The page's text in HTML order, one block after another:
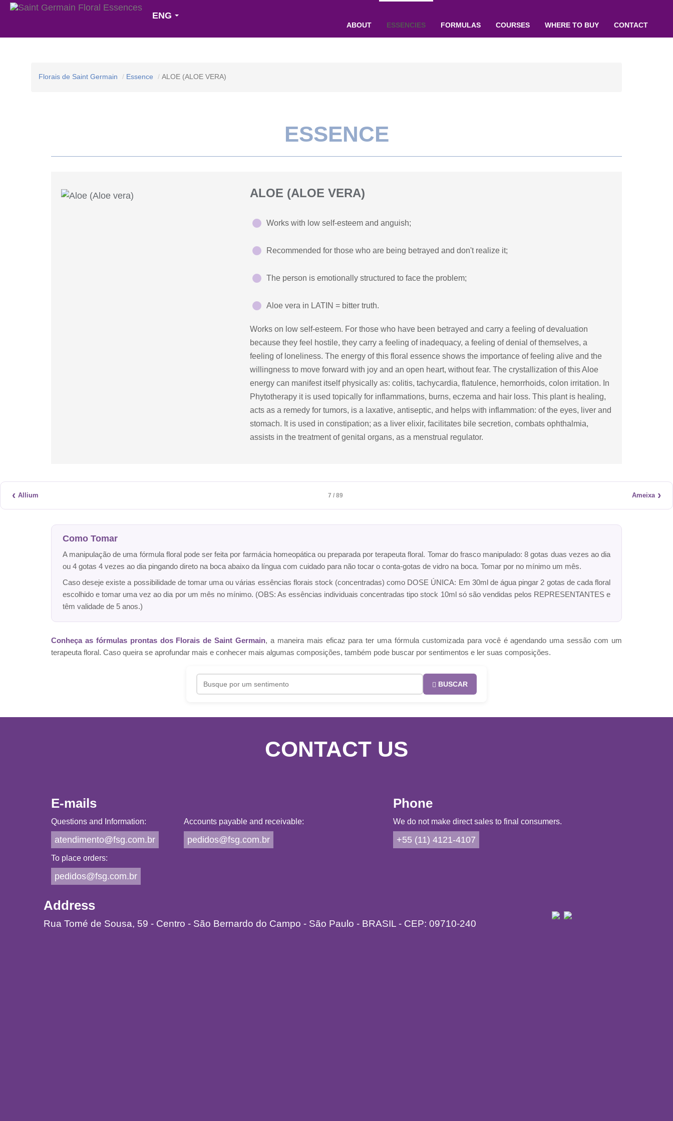
ENG
ABOUT ESSENCIES FORMULAS COURSES WHERE TO BUY CONTACT
Florais de Saint Germain Essence ALOE (ALOE VERA)
ESSENCE
ALOE (ALOE VERA)
Works with low self-esteem and anguish;
Recommended for those who are being betrayed and don't realize it;
The person is emotionally structured to face the problem;
Aloe vera in LATIN = bitter truth.
Works on low self-esteem. For those who have been betrayed and carry a feeling of devaluation
because they feel hostile, they carry a feeling of inadequacy, a feeling of denial of themselves, a
feeling of loneliness. The energy of this floral essence shows the importance of feeling alive and the
willingness to move forward with joy and an open heart, without fear. The crystallization of this Aloe
energy can manifest itself physically as: colitis, tachycardia, flatulence, hemorrhoids, colon irritation. In
Phytotherapy it is used topically for inflammations, burns, eczema and hair loss. This plant is healing,
acts as a remedy for tumors, is a laxative, antiseptic, and helps with inflammation: of the eyes, liver and
stomach. It is used in constipation; as a liver elixir, facilitates bile secretion, combats ophthalmia,
assists in the treatment of genital organs, as a menstrual regulator.
‹ Allium 7 / 89 Ameixa ›
Como Tomar
A manipulação de uma fórmula floral pode ser feita por farmácia homeopática ou preparada por terapeuta floral. Tomar do frasco manipulado: 8 gotas duas vezes ao dia
ou 4 gotas 4 vezes ao dia pingando direto na boca abaixo da língua com cuidado para não tocar o conta-gotas de vidro na boca. Tomar por no mínimo um mês.
Caso deseje existe a possibilidade de tomar uma ou várias essências florais stock (concentradas) como DOSE ÚNICA: Em 30ml de água pingar 2 gotas de cada floral
escolhido e tomar uma vez ao dia por um mês no mínimo. (OBS: As essências individuais concentradas tipo stock 10ml só são vendidas pelos REPRESENTANTES e
têm validade de 5 anos.)
Conheça as fórmulas prontas dos Florais de Saint Germain, a maneira mais eficaz para ter uma fórmula customizada para você é agendando uma sessão com um
terapeuta floral. Caso queira se aprofundar mais e conhecer mais algumas composições, também pode buscar por sentimentos e ler suas composições.
BUSCAR
CONTACT US
E-mails
Questions and Information:
atendimento@fsg.com.br
Accounts payable and receivable:
pedidos@fsg.com.br
To place orders:
pedidos@fsg.com.br
Phone
We do not make direct sales to final consumers.
+55 (11) 4121-4107
Address
Rua Tomé de Sousa, 59 - Centro - São Bernardo do Campo - São Paulo - BRASIL - CEP: 09710-240